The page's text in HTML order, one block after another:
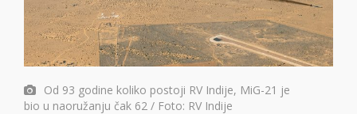
Od 93 godine koliko postoji RV Indije, MiG-21 je
bio u naoružanju čak 62 / Foto: RV Indije